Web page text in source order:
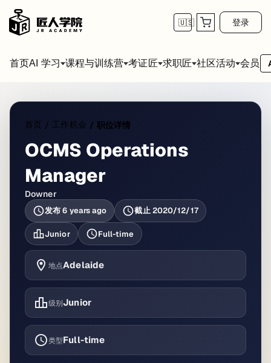
🇺🇸 登录
首页AI 学习 课程与训练营 考证匠 求职匠 社区活动 会员
首页 / 工作机会 / 职位详情
OCMS Operations
Manager
Downer
发布6 years ago 截止2020/12/17
Junior Full-time
地点Adelaide
级别Junior
类型Full-time